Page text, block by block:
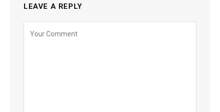
LEAVE A REPLY